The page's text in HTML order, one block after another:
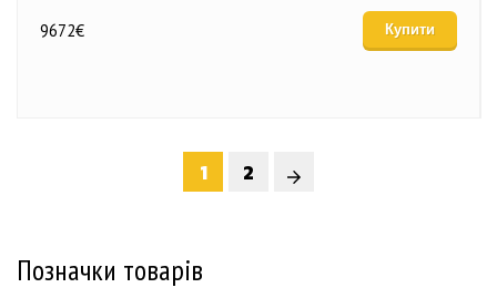
9672€ Купити
1 2
Позначки товарів